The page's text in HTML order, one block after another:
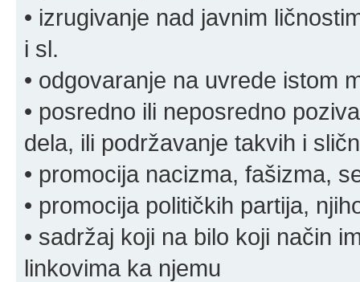
• izrugivanje nad javnim
i sl.
• odgovaranje na uvrede istom
• posredno ili neposredno
dela, ili podržavanje takvih i
• promocija nacizma, fašizma,
• promocija političkih partija,
• sadržaj koji na bilo koji način
linkovima ka njemu